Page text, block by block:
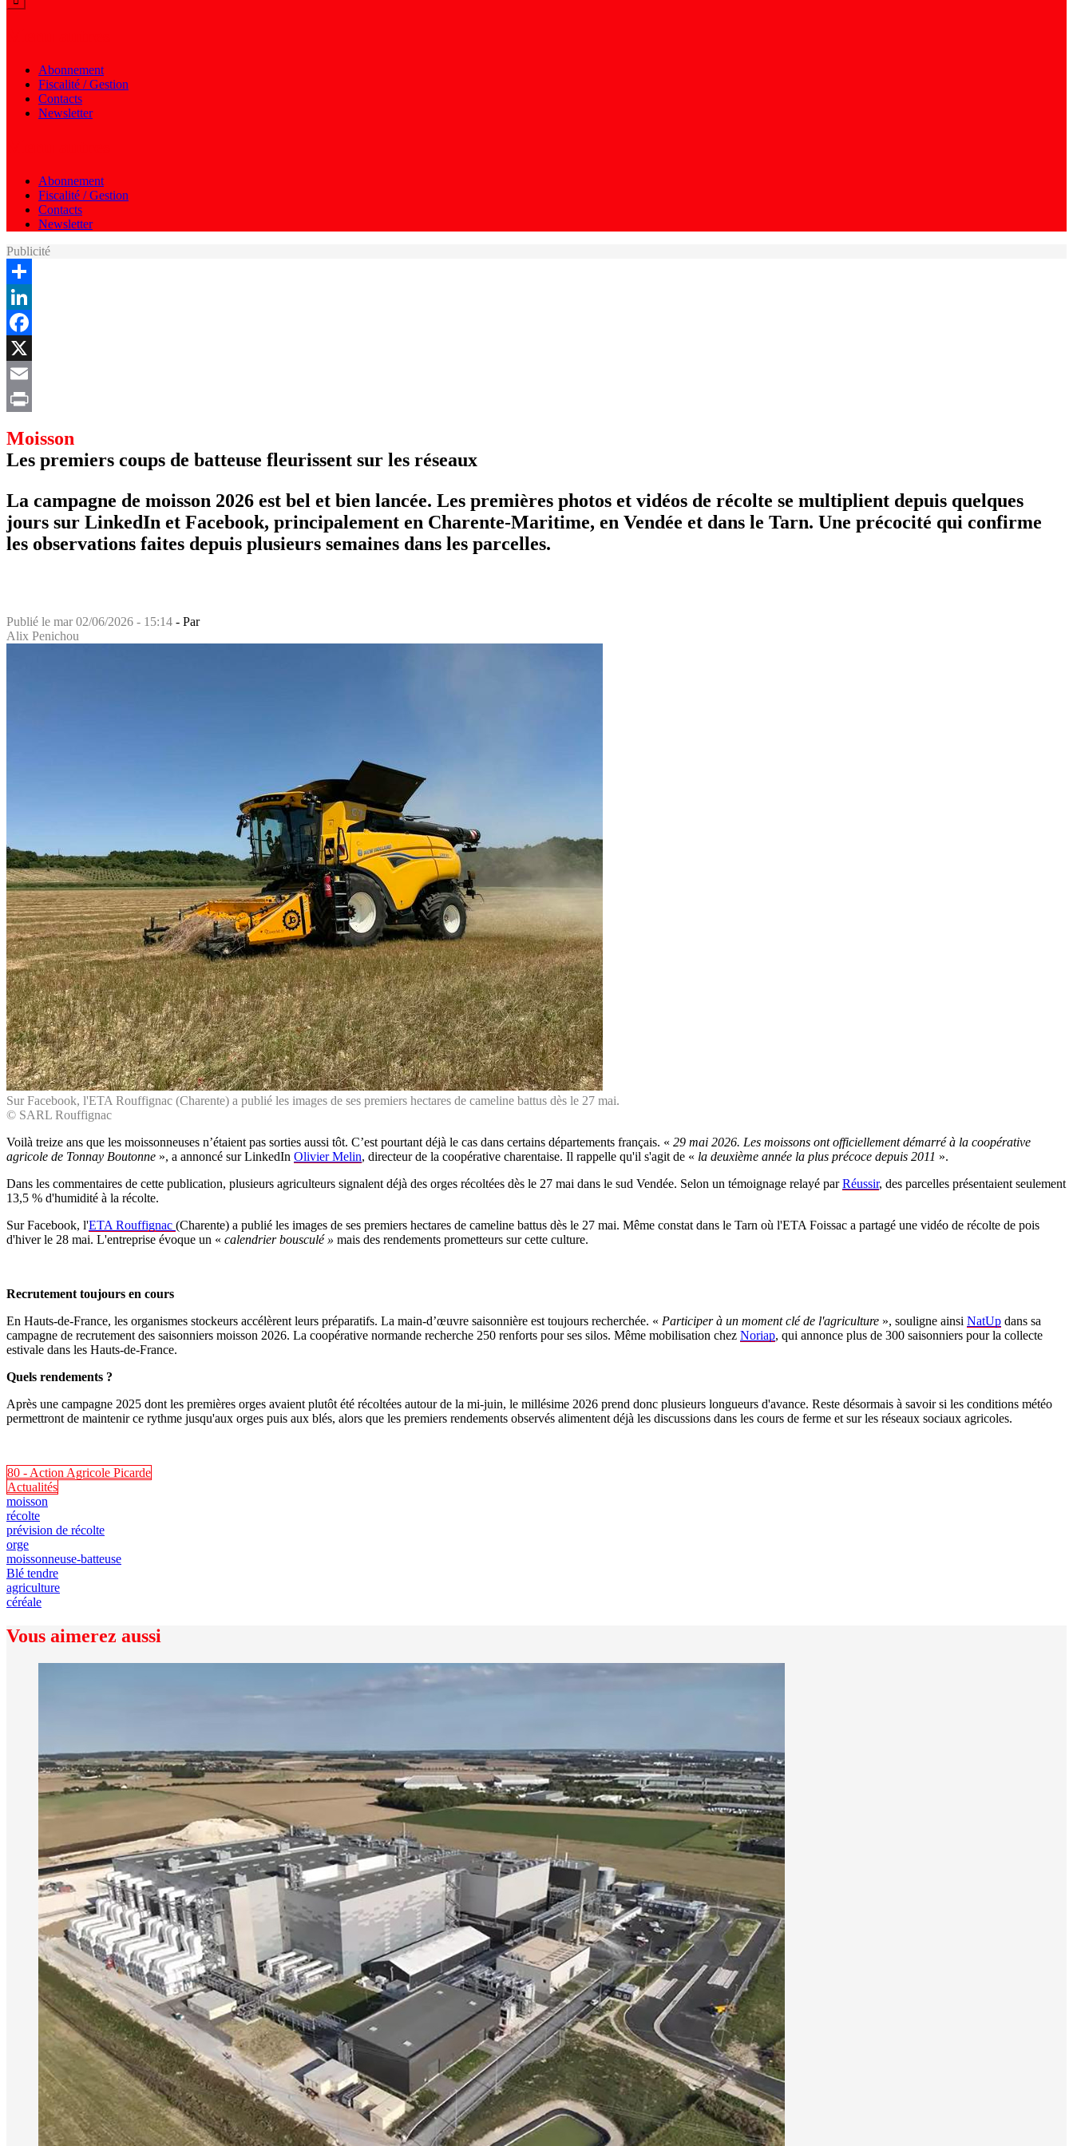
Abonnement
Fiscalité / Gestion
Contacts
Newsletter
Abonnement
Fiscalité / Gestion
Contacts
Newsletter
Publicité
Share
LinkedIn
Facebook
X
Email
Moisson
Les premiers coups de batteuse fleurissent sur les réseaux
La campagne de moisson 2026 est bel et bien lancée. Les premières photos et vidéos de récolte se multiplient depuis quelques
jours sur LinkedIn et Facebook, principalement en Charente-Maritime, en Vendée et dans le Tarn. Une précocité qui confirme
les observations faites depuis plusieurs semaines dans les parcelles.
Publié le mar 02/06/2026 - 15:14 - Par
Alix Penichou
Sur Facebook, l'ETA Rouffignac (Charente) a publié les images de ses premiers hectares de cameline battus dès le 27 mai.
© SARL Rouffignac
Voilà treize ans que les moissonneuses n’étaient pas sorties aussi tôt. C’est pourtant déjà le cas dans certains départements français. « 29 mai 2026. Les moissons ont officiellement démarré à la coopérative
agricole de Tonnay Boutonne », a annoncé sur LinkedIn Olivier Melin, directeur de la coopérative charentaise. Il rappelle qu'il s'agit de « la deuxième année la plus précoce depuis 2011 ».
Dans les commentaires de cette publication, plusieurs agriculteurs signalent déjà des orges récoltées dès le 27 mai dans le sud Vendée. Selon un témoignage relayé parRéussir, des parcelles présentaient seulement
13,5 % d'humidité à la récolte.
Sur Facebook, l'ETA Rouffignac (Charente) a publié les images de ses premiers hectares de cameline battus dès le 27 mai. Même constat dans le Tarn où l'ETA Foissac a partagé une vidéo de récolte de pois
d'hiver le 28 mai. L'entreprise évoque un « calendrier bousculé » mais des rendements prometteurs sur cette culture.
Recrutement toujours en cours
En Hauts-de-France, les organismes stockeurs accélèrent leurs préparatifs. La main-d’œuvre saisonnière est toujours recherchée. « Participer à un moment clé de l'agriculture », souligne ainsi NatUp dans sa
campagne de recrutement des saisonniers moisson 2026. La coopérative normande recherche 250 renforts pour ses silos. Même mobilisation chez Noriap, qui annonce plus de 300 saisonniers pour la collecte
estivale dans les Hauts-de-France.
Quels rendements ?
Après une campagne 2025 dont les premières orges avaient plutôt été récoltées autour de la mi-juin, le millésime 2026 prend donc plusieurs longueurs d'avance. Reste désormais à savoir si les conditions météo
permettront de maintenir ce rythme jusqu'aux orges puis aux blés, alors que les premiers rendements observés alimentent déjà les discussions dans les cours de ferme et sur les réseaux sociaux agricoles.
80 - Action Agricole Picarde
Actualités
moisson
récolte
prévision de récolte
orge
moissonneuse-batteuse
Blé tendre
agriculture
céréale
Vous aimerez aussi